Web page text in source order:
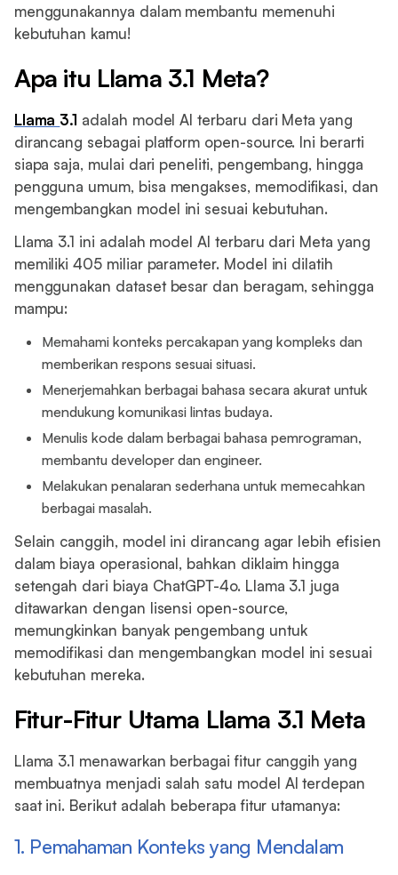
menggunakannya dalam membantu memenuhi
kebutuhan kamu!
Apa itu Llama 3.1 Meta?
Llama 3.1 adalah model AI terbaru dari Meta yang
dirancang sebagai platform open-source. Ini berarti
siapa saja, mulai dari peneliti, pengembang, hingga
pengguna umum, bisa mengakses, memodifikasi, dan
mengembangkan model ini sesuai kebutuhan.
Llama 3.1 ini adalah model AI terbaru dari Meta yang
memiliki 405 miliar parameter. Model ini dilatih
menggunakan dataset besar dan beragam, sehingga
mampu:
Memahami konteks percakapan yang kompleks dan
memberikan respons sesuai situasi.
Menerjemahkan berbagai bahasa secara akurat untuk
mendukung komunikasi lintas budaya.
Menulis kode dalam berbagai bahasa pemrograman,
membantu developer dan engineer.
Melakukan penalaran sederhana untuk memecahkan
berbagai masalah.
Selain canggih, model ini dirancang agar lebih efisien
dalam biaya operasional, bahkan diklaim hingga
setengah dari biaya ChatGPT-4o. Llama 3.1 juga
ditawarkan dengan lisensi open-source,
memungkinkan banyak pengembang untuk
memodifikasi dan mengembangkan model ini sesuai
kebutuhan mereka.
Fitur-Fitur Utama Llama 3.1 Meta
Llama 3.1 menawarkan berbagai fitur canggih yang
membuatnya menjadi salah satu model AI terdepan
saat ini. Berikut adalah beberapa fitur utamanya:
1. Pemahaman Konteks yang Mendalam